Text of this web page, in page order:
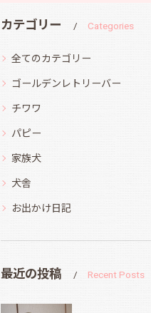
カテゴリー Categories
全てのカテゴリー
ゴールデンレトリーバー
チワワ
パピー
家族犬
犬舎
お出かけ日記
最近の投稿 Recent Posts